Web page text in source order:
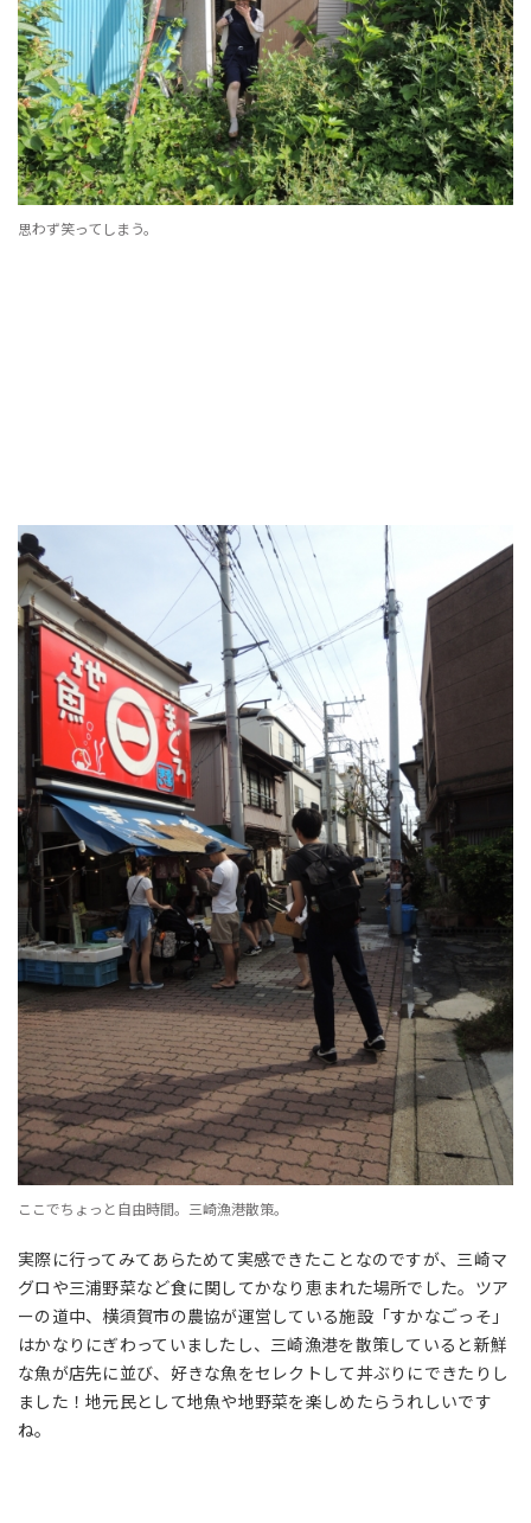
思わず笑ってしまう。
ここでちょっと自由時間。三崎漁港散策。
実際に行ってみてあらためて実感できたことなのですが、三崎マ
グロや三浦野菜など食に関してかなり恵まれた場所でした。ツア
ーの道中、横須賀市の農協が運営している施設「すかなごっそ」
はかなりにぎわっていましたし、三崎漁港を散策していると新鮮
な魚が店先に並び、好きな魚をセレクトして丼ぶりにできたりし
ました！地元民として地魚や地野菜を楽しめたらうれしいです
ね。